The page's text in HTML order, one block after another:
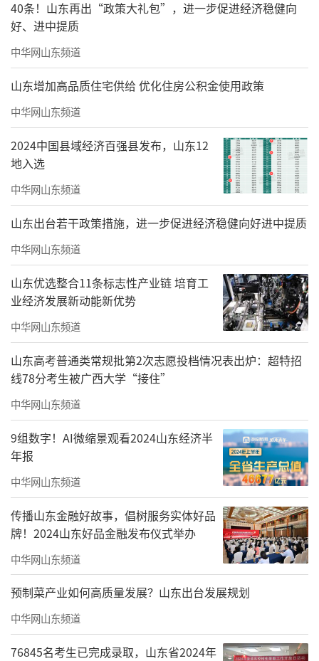
实景图
君一地产以超越时代的眼光，在此打造了
难得的低容积率纯改善社区。这意味更宽的楼
间距、更充裕的绿化空间和更纯粹的圈层氛
围。匠心营造的层叠园林里，将东方美学融入
一草一木，每一步皆是风景，每一次归家都是
一场心灵洗礼。
建筑面积约223-243㎡墅境恒产&建筑面积
约130-169㎡精妆洋房：不拘一格的空间设计，
赋予生活无限可能。无论是瞰景大平层带来的
视野震撼，还是叠拼产品提供的天地情怀，都
旨在为峰层人物定制匹配其身份与品味的生活
40条！山东再出“政策大礼包”，进一步促进经济稳健向
好、进中提质
中华网山东频道
山东增加高品质住宅供给 优化住房公积金使用政策
中华网山东频道
2024中国县域经济百强县发布，山东12
地入选
中华网山东频道
山东出台若干政策措施，进一步促进经济稳健向好进中提质
中华网山东频道
山东优选整合11条标志性产业链 培育工
业经济发展新动能新优势
中华网山东频道
山东高考普通类常规批第2次志愿投档情况表出炉：超特招
线78分考生被广西大学“接住”
中华网山东频道
9组数字！AI微缩景观看2024山东经济半
年报
中华网山东频道
传播山东金融好故事，倡树服务实体好品
牌！2024山东好品金融发布仪式举办
中华网山东频道
预制菜产业如何高质量发展？山东出台发展规划
中华网山东频道
76845名考生已完成录取，山东省2024年